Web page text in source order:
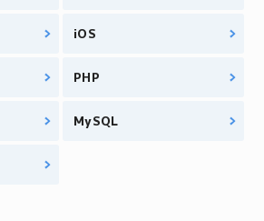
iOS
PHP
MySQL